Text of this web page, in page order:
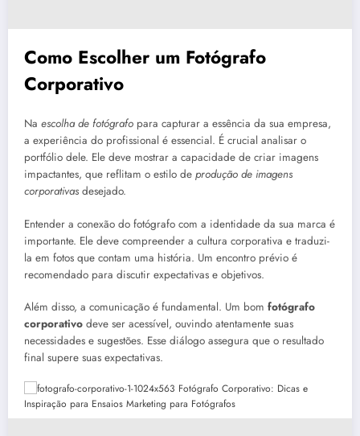
Como Escolher um Fotógrafo
Corporativo
Na escolha de fotógrafo para capturar a essência da sua empresa,
a experiência do profissional é essencial. É crucial analisar o
portfólio dele. Ele deve mostrar a capacidade de criar imagens
impactantes, que reflitam o estilo de produção de imagens
corporativas desejado.
Entender a conexão do fotógrafo com a identidade da sua marca é
importante. Ele deve compreender a cultura corporativa e traduzi-
la em fotos que contam uma história. Um encontro prévio é
recomendado para discutir expectativas e objetivos.
Além disso, a comunicação é fundamental. Um bom fotógrafo
corporativo deve ser acessível, ouvindo atentamente suas
necessidades e sugestões. Esse diálogo assegura que o resultado
final supere suas expectativas.